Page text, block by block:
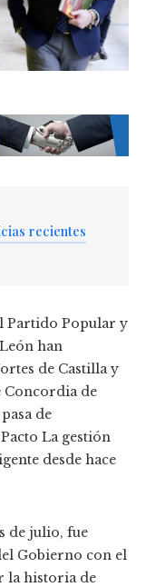
recientes
Partido Popular y
han
de Castilla y
Concordia de
de
La gestión
desde hace
de julio, fue
Gobierno con el
la historia de